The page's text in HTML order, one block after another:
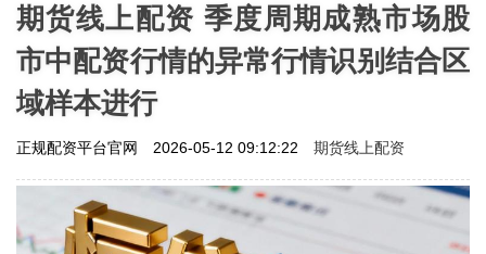
期货线上配资 季度周期成熟市场股
市中配资行情的异常行情识别结合区
域样本进行
正规配资平台官网 2026-05-12 09:12:22 期货线上配资